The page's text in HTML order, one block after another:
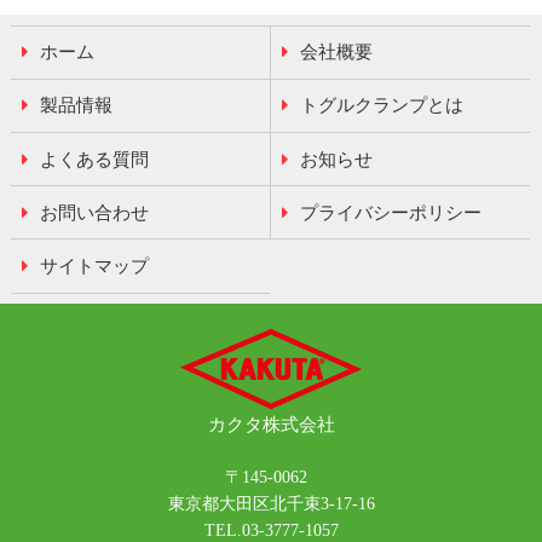
ホーム 会社概要
製品情報 トグルクランプとは
よくある質問 お知らせ
お問い合わせ プライバシーポリシー
サイトマップ
カクタ株式会社
〒145-0062
東京都大田区北千束3-17-16
TEL.03-3777-1057